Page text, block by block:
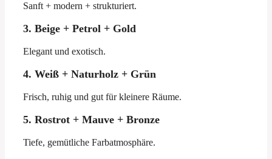
Sanft + modern + strukturiert.
3. Beige + Petrol + Gold
Elegant und exotisch.
4. Weiß + Naturholz + Grün
Frisch, ruhig und gut für kleinere Räume.
5. Rostrot + Mauve + Bronze
Tiefe, gemütliche Farbatmosphäre.